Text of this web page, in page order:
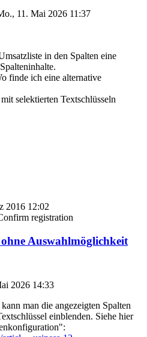
11. Mai 2026 11:37
in den Spalten eine
finde ich eine alternative
selektierten Textschlüsseln
2016 12:02
registration
Auswahlmöglichkeit
2026 14:33
man die angezeigten Spalten
einblenden. Siehe hier